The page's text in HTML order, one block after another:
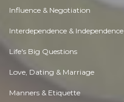
Influence & Negotiation
Interdependence & Independence
Life's Big Questions
Love, Dating & Marriage
Manners & Etiquette